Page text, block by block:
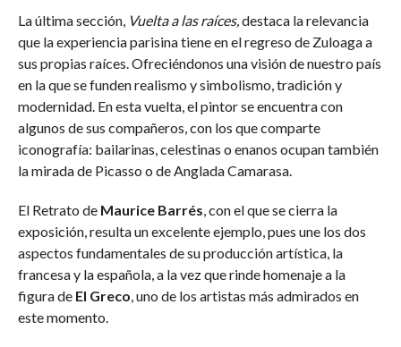
La última sección, Vuelta a las raíces,destaca la relevancia
que la experiencia parisina tiene en el regreso de Zuloaga a
sus propias raíces. Ofreciéndonos una visión de nuestro país
en la que se funden realismo y simbolismo, tradición y
modernidad. En esta vuelta, el pintor se encuentra con
algunos de sus compañeros, con los que comparte
iconografía: bailarinas, celestinas o enanos ocupan también
la mirada de Picasso o de Anglada Camarasa.
El Retrato de Maurice Barrés, con el que se cierra la
exposición, resulta un excelente ejemplo, pues une los dos
aspectos fundamentales de su producción artística, la
francesa y la española, a la vez que rinde homenaje a la
figura de El Greco, uno de los artistas más admirados en
este momento.